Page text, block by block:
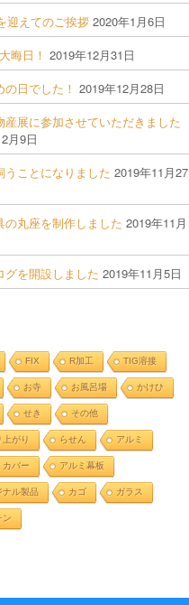
迎えてのご挨拶 2020年1月6日
晦日！ 2019年12月31日
日でした！ 2019年12月28日
産展に参加させていただきました
月9日
うことになりました 2019年11月27
の丸座を制作しました 2019年11月
グを開設しました 2019年11月5日
FIX R加工 TIG溶接
お寺 お風呂場 かけひ
せき その他
上がり らせん アルミ
カバー アルミ幕板
ナル製品 カゴ ガラス
ン